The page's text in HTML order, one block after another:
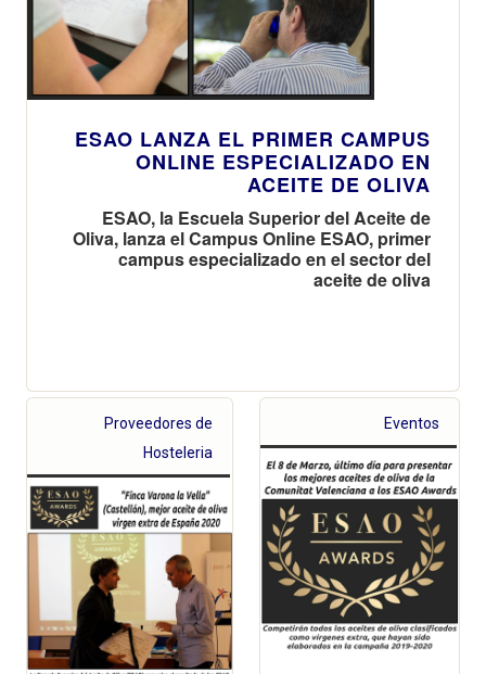
ESAO LANZA EL PRIMER CAMPUS
ONLINE ESPECIALIZADO EN
ACEITE DE OLIVA
ESAO, la Escuela Superior del Aceite de
Oliva, lanza el Campus Online ESAO, primer
campus especializado en el sector del
aceite de oliva
Proveedores de
Hosteleria
Eventos